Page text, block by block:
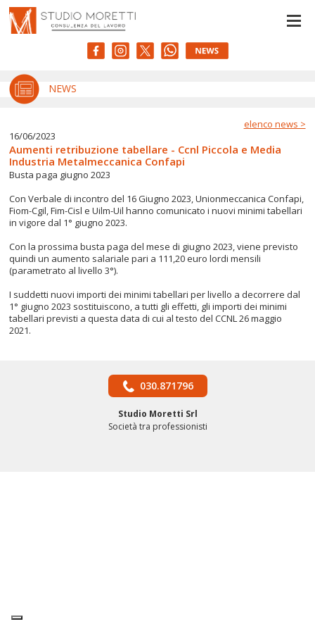
NEWS
elenco news >
16/06/2023
Aumenti retribuzione tabellare - Ccnl Piccola e Media
Industria Metalmeccanica Confapi
Busta paga giugno 2023
Con Verbale di incontro del 16 Giugno 2023, Unionmeccanica Confapi,
Fiom-Cgil, Fim-Cisl e Uilm-Uil hanno comunicato i nuovi minimi tabellari
in vigore dal 1° giugno 2023.
Con la prossima busta paga del mese di giugno 2023, viene previsto
quindi un aumento salariale pari a 111,20 euro lordi mensili
(parametrato al livello 3°).
I suddetti nuovi importi dei minimi tabellari per livello a decorrere dal
1° giugno 2023 sostituiscono, a tutti gli effetti, gli importi dei minimi
tabellari previsti a questa data di cui al testo del CCNL 26 maggio
2021.
030.871796
Studio Moretti Srl
Società tra professionisti
Informativa sulla raccolta
Le tue preferenze relative alla privacy